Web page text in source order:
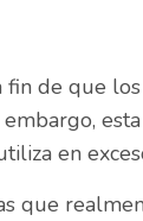
fin de que
en
que